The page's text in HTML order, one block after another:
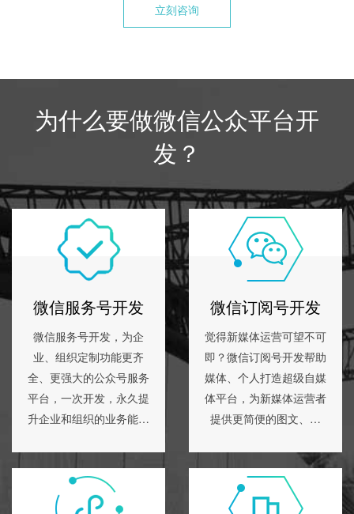
立刻咨询
为什么要做微信公众平台开
发？
微信服务号开发
微信服务号开发，为企
业、组织定制功能更齐
全、更强大的公众号服务
平台，一次开发，永久提
升企业和组织的业务能力
微信订阅号开发
觉得新媒体运营可望不可
即？微信订阅号开发帮助
媒体、个人打造超级自媒
体平台，为新媒体运营者
提供更简便的图文、语
人性化的用户沟通管理模
式。